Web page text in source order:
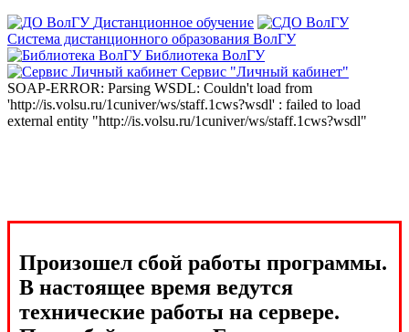
Дистанционное обучение
Система дистанционного образования ВолГУ
Библиотека ВолГУ
Сервис "Личный кабинет"
SOAP-ERROR: Parsing WSDL: Couldn't load from
'http://is.volsu.ru/1cuniver/ws/staff.1cws?wsdl' : failed to load
external entity "http://is.volsu.ru/1cuniver/ws/staff.1cws?wsdl"
Произошел сбой работы программы.
В настоящее время ведутся
технические работы на сервере.